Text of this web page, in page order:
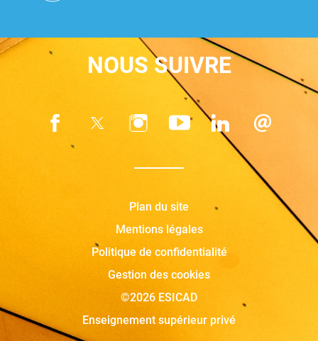
NOUS SUIVRE
Plan du site
Mentions légales
Politique de confidentialité
Gestion des cookies
©2026 ESICAD
Enseignement supérieur privé